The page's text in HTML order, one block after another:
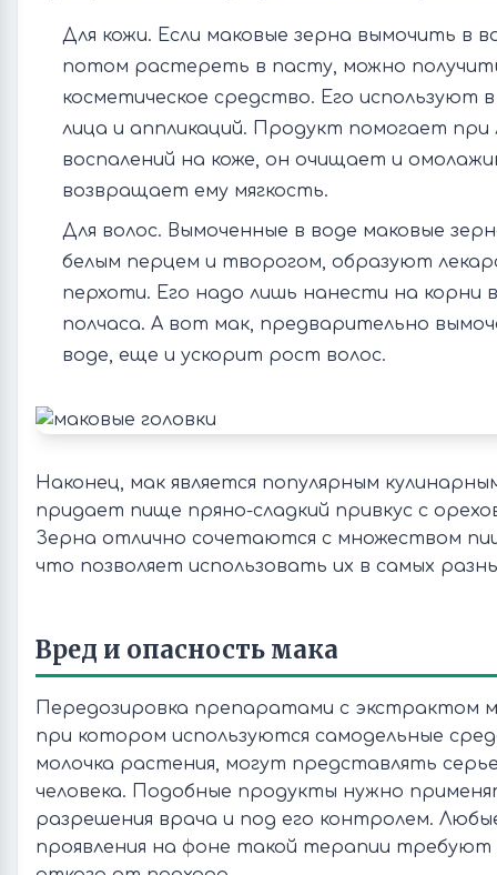
Для кожи. Если маковые зерна вымочить в
потом растереть в пасту, можно
косметическое средство. Его используют
лица и аппликаций. Продукт помогает при
воспалений на коже, он очищает и
возвращает ему мягкость.
Для волос. Вымоченные в воде маковые
белым перцем и творогом, образуют
перхоти. Его надо лишь нанести на корни
полчаса. А вот мак, предварительно
воде, еще и ускорит рост волос.
Наконец, мак является популярным
придает пище пряно-сладкий привкус с
Зерна отлично сочетаются с множеством
что позволяет использовать их в самых
Вред и опасность мака
Передозировка препаратами с экстрактом
при котором используются самодельные
молочка растения, могут представлять
человека. Подобные продукты нужно
разрешения врача и под его контролем.
проявления на фоне такой терапии требуют